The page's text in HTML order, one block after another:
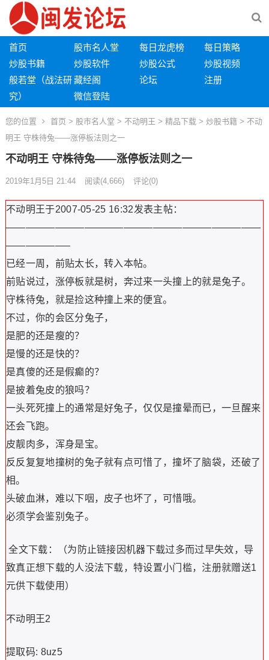
首页 股市名人堂 每日龙虎榜
每日策略
炒股书籍
炒股软件 炒股公式
炒股视频
般若堂（战法研
究）
藏经阁 论坛
注册
微信登陆
您的位置 首页 > 股市名人堂 > 不动明王 > 精品下载> 炒股书籍 > 不动
明王 守株待兔——涨停板法则之一
不动明王 守株待兔——涨停板法则之一
2019年1月5日 21:44 阅读(4,666) 评论(0)
不动明王于2007-05-25 16:32发表主帖：
——————————————————————————
——————–
已经一周，前贴太长，转入本帖。
前贴说过，涨停板就是树，奔过来一头撞上的就是兔子。
守株待兔，就是捡这种撞上来的便宜。
不过，你的会区分兔子，
是肥的还是瘦的？
是慢的还是快的？
是真傻的还是假癫的？
是披着兔皮的狼吗？
一头死死撞上的通常是好兔子，仅仅是撞晕而已，一旦醒来
还会飞跑。
皮靓肉多，浑身是宝。
反反复复地撞树的兔子就有点可惜了，撞坏了脑袋，还破了
相。
头破血淋，难以下咽，皮子也坏了，可惜哦。
必须学会鉴别兔子。
全文下载：
（为防止链接因机器下载过多而过早失效，导
致真正想下载的人没法下载，特设置小门槛，注册就赠送1
元供下载使用）
不动明王2
提取码: 8uz5